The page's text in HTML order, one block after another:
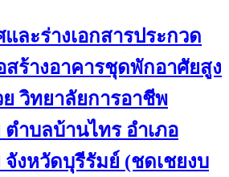
และร่างเอกสารประกวด
สร้างอาคารชุดพักอาศัยสูง
วิทยาลัยการอาชีพ
ำบลบ้านไทร อำเภอ
งหวัดบุรีรัมย์ (ชดเชยงบ